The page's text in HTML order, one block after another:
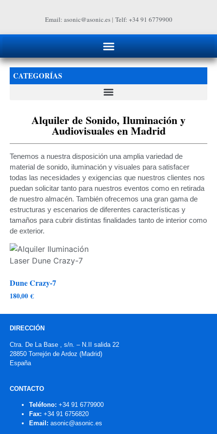
Email: asonic@asonic.es| Telf: +34 91 6779900
CATEGORÍAS
Alquiler de Sonido, Iluminación y
Audiovisuales en Madrid
Tenemos a nuestra disposición una amplia variedad de
material de sonido, iluminación y visuales para satisfacer
todas las necesidades y exigencias que nuestros clientes nos
puedan solicitar tanto para nuestros eventos como en retirada
de nuestro almacén. También ofrecemos una gran gama de
estructuras y escenarios de diferentes características y
tamaños para cubrir distintas finalidades tanto de interior como
de exterior.
Dune Crazy-7
180,00€
DIRECCIÓN
Ctra. De La Base , s/n. – N.II salida 22
28850 Torrejón de Ardoz (Madrid)
España
CONTACTO
Teléfono: +34 91 6779900
Fax: +34 91 6756820
Email: asonic@asonic.es